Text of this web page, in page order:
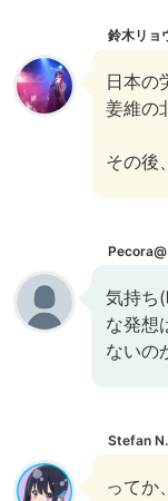
鈴木リョ
日本の
姜維の
その後
Pecora@
気持ち
な発想
ないの
Stefan
ってか